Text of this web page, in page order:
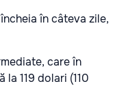
în câteva zile,
care în
119 dolari (110